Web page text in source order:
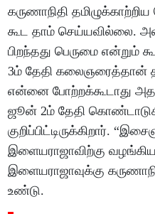
கருணாநிதி
கூட தாம் செய்யவில்லை.
பிறந்தது பெருமை என்றும்
3ம் தேதி கலைஞரைத்தான்
என்னை போற்றக்கூடாது
ஜூன் 2ம் தேதி
குறிப்பிட்டிருக்கிறார்.
இளையராஜாவிற்கு
இளையராஜாவுக்கு
உண்டு.